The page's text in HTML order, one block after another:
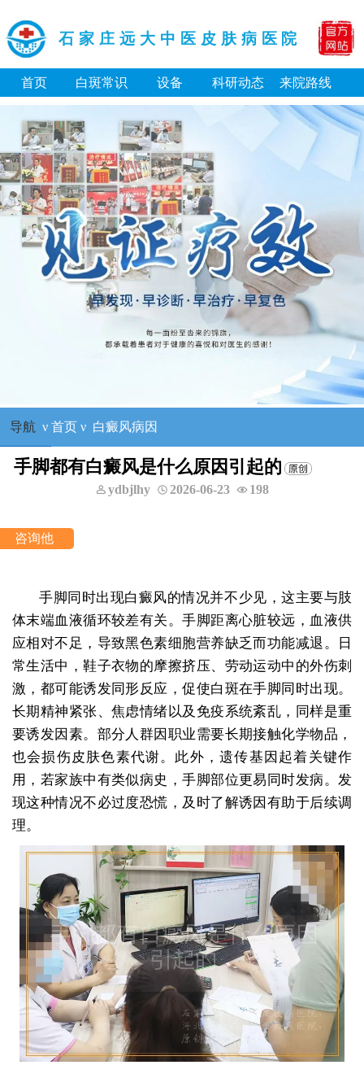
石家庄远大中医皮肤病医院
首页 白斑常识 设备 科研动态 来院路线
导航 ν 首页ν 白癜风病因
手脚都有白癜风是什么原因引起的
ydbjlhy 2026-06-23 198
手脚同时出现白癜风的情况并不少见，这主要与肢
体末端血液循环较差有关。手脚距离心脏较远，血液供
应相对不足，导致黑色素细胞营养缺乏而功能减退。日
常生活中，鞋子衣物的摩擦挤压、劳动运动中的外伤刺
激，都可能诱发同形反应，促使白斑在手脚同时出现。
长期精神紧张、焦虑情绪以及免疫系统紊乱，同样是重
要诱发因素。部分人群因职业需要长期接触化学物品，
也会损伤皮肤色素代谢。此外，遗传基因起着关键作
用，若家族中有类似病史，手脚部位更易同时发病。发
现这种情况不必过度恐慌，及时了解诱因有助于后续调
理。